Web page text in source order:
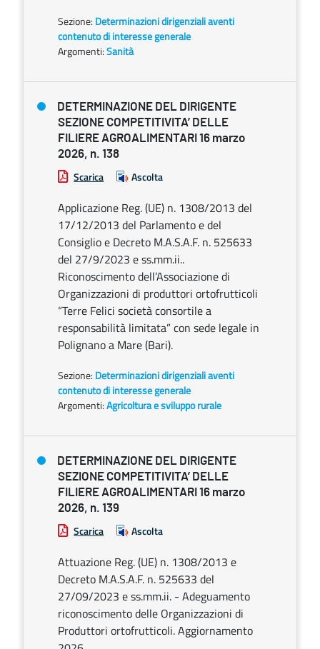
Sezione: Determinazioni dirigenziali aventi
contenuto di interesse generale
Argomenti:Sanità
DETERMINAZIONE DEL DIRIGENTE
SEZIONE COMPETITIVITA’ DELLE
FILIERE AGROALIMENTARI 16 marzo
2026, n. 138
Scarica Ascolta
Applicazione Reg. (UE) n. 1308/2013 del
17/12/2013 del Parlamento e del
Consiglio e Decreto M.A.S.A.F. n. 525633
del 27/9/2023 e ss.mm.ii..
Riconoscimento dell’Associazione di
Organizzazioni di produttori ortofrutticoli
“Terre Felici società consortile a
responsabilità limitata” con sede legale in
Polignano a Mare (Bari).
Sezione: Determinazioni dirigenziali aventi
contenuto di interesse generale
Argomenti:Agricoltura e sviluppo rurale
DETERMINAZIONE DEL DIRIGENTE
SEZIONE COMPETITIVITA’ DELLE
FILIERE AGROALIMENTARI 16 marzo
2026, n. 139
Scarica Ascolta
Attuazione Reg. (UE) n. 1308/2013 e
Decreto M.A.S.A.F. n. 525633 del
27/09/2023 e ss.mm.ii. - Adeguamento
riconoscimento delle Organizzazioni di
Produttori ortofrutticoli. Aggiornamento